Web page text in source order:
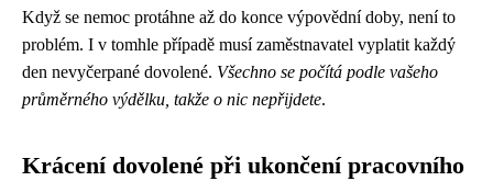
Když se nemoc protáhne až do konce výpovědní doby, není to
problém. I v tomhle případě musí zaměstnavatel vyplatit každý
den nevyčerpané dovolené. Všechno se počítá podle vašeho
průměrného výdělku, takže o nic nepřijdete.
Krácení dovolené při ukončení pracovního